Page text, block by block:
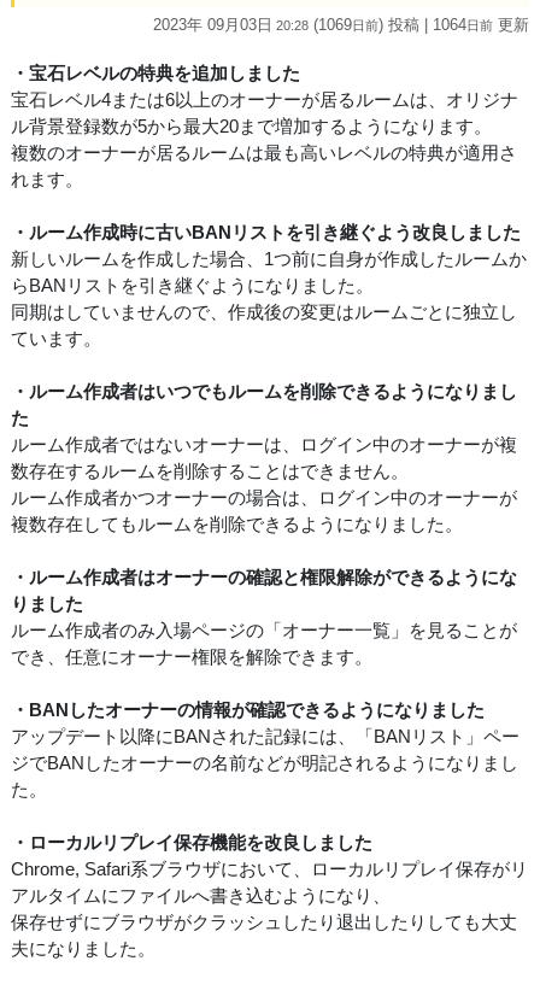
2023年 09月03日 20:28 (1069日前) 投稿 | 1064日前 更新
・宝石レベルの特典を追加しました
宝石レベル4または6以上のオーナーが居るルームは、オリジナ
ル背景登録数が5から最大20まで増加するようになります。
複数のオーナーが居るルームは最も高いレベルの特典が適用さ
れます。
・ルーム作成時に古いBANリストを引き継ぐよう改良しました
新しいルームを作成した場合、1つ前に自身が作成したルームか
らBANリストを引き継ぐようになりました。
同期はしていませんので、作成後の変更はルームごとに独立し
ています。
・ルーム作成者はいつでもルームを削除できるようになりまし
た
ルーム作成者ではないオーナーは、ログイン中のオーナーが複
数存在するルームを削除することはできません。
ルーム作成者かつオーナーの場合は、ログイン中のオーナーが
複数存在してもルームを削除できるようになりました。
・ルーム作成者はオーナーの確認と権限解除ができるようにな
りました
ルーム作成者のみ入場ページの「オーナー一覧」を見ることが
でき、任意にオーナー権限を解除できます。
・BANしたオーナーの情報が確認できるようになりました
アップデート以降にBANされた記録には、「BANリスト」ペー
ジでBANしたオーナーの名前などが明記されるようになりまし
た。
・ローカルリプレイ保存機能を改良しました
Chrome, Safari系ブラウザにおいて、ローカルリプレイ保存がリ
アルタイムにファイルへ書き込むようになり、
保存せずにブラウザがクラッシュしたり退出したりしても大丈
夫になりました。